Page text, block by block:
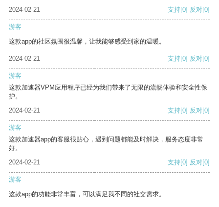
2024-02-21
支持[0] 反对[0]
游客
这款app的社区氛围很温馨，让我能够感受到家的温暖。
2024-02-21 支持[0] 反对[0]
游客
这款加速器VPM应用程序已经为我们带来了无限的流畅体验和安全性保
护。
2024-02-21
支持[0] 反对[0]
游客
这款加速器app的客服很贴心，遇到问题都能及时解决，服务态度非常
好。
2024-02-21
支持[0] 反对[0]
游客
这款app的功能非常丰富，可以满足我不同的社交需求。